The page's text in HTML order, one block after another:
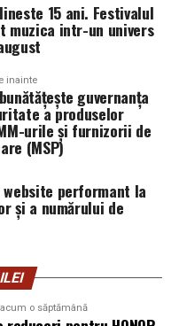
și expert în
cu vocea ei
se construiește
și lucrează cu
încredere. Prezența ei
semn că brandul
mai aliniate cu ce sunt
pentru că domeniul ei
nu prin concepte.
15 ani. Festivalul
muzica intr-un univers
inainte
guvernanța
a produselor
urile și furnizorii de
(MSP)
performant la
și a numărului de
acum o săptămână